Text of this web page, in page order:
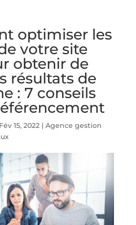
optimiser les
votre site
obtenir de
résultats de
: 7 conseils
Fév 15, 2022| Agence gestion